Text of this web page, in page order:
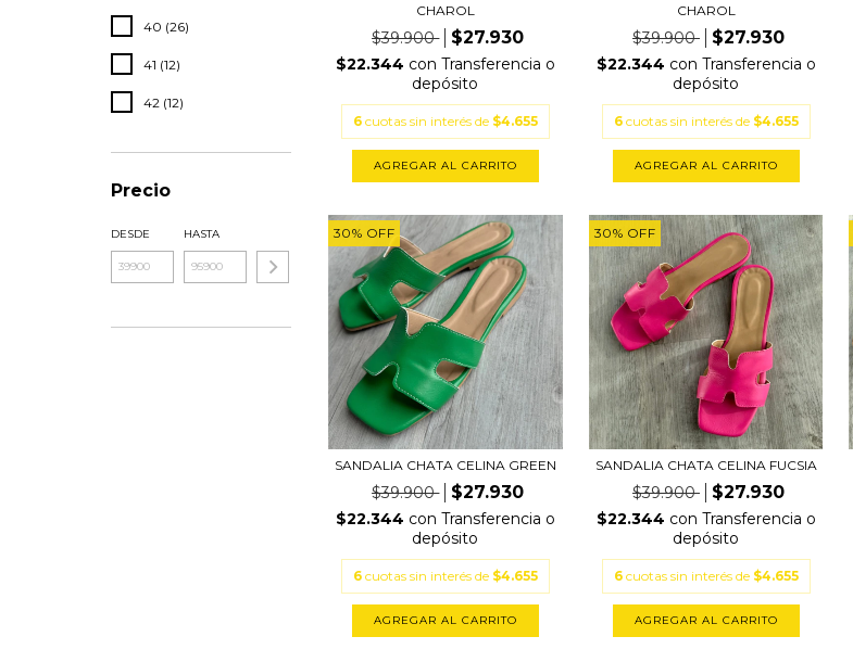
40 (26)
41 (12)
42 (12)
Precio
DESDE HASTA
CHAROL
$39.900 $27.930
$22.344 con Transferencia o
depósito
6 cuotas sin interés de $4.655
AGREGAR AL CARRITO
CHAROL
$39.900 $27.930
$22.344 con Transferencia o
depósito
6 cuotas sin interés de $4.655
AGREGAR AL CARRITO
30% OFF
SANDALIA CHATA CELINA GREEN
$39.900 $27.930
$22.344 con Transferencia o
depósito
6 cuotas sin interés de $4.655
AGREGAR AL CARRITO
30% OFF
SANDALIA CHATA CELINA FUCSIA
$39.900 $27.930
$22.344 con Transferencia o
depósito
6 cuotas sin interés de $4.655
AGREGAR AL CARRITO